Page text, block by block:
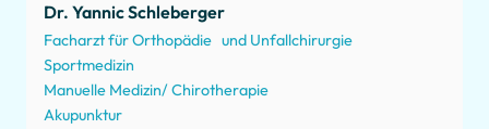
Dr. Yannic Schleberger
Facharzt für Orthopädie und Unfallchirurgie
Sportmedizin
Manuelle Medizin/ Chirotherapie
Akupunktur